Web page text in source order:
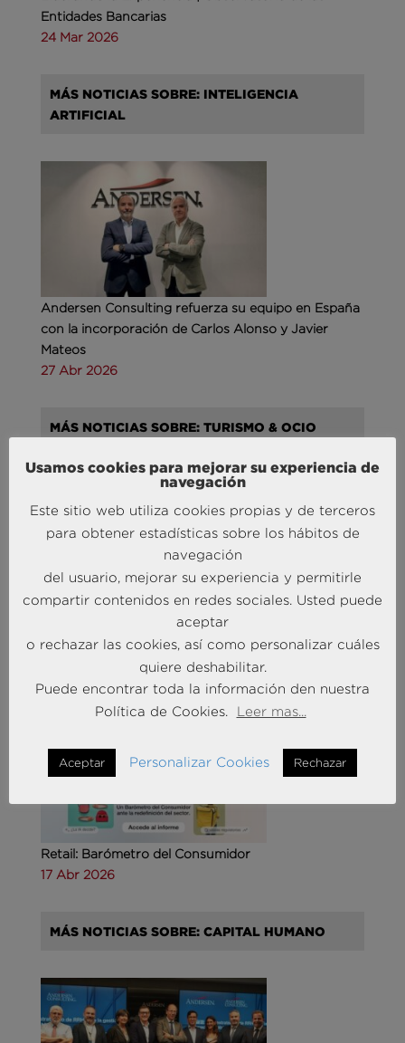
Entidades Bancarias
24 Mar 2026
MÁS NOTICIAS SOBRE: INTELIGENCIA
ARTIFICIAL
Andersen Consulting refuerza su equipo en España
con la incorporación de Carlos Alonso y Javier
Mateos
27 Abr 2026
MÁS NOTICIAS SOBRE: TURISMO & OCIO
Agencias de viajes: del mostrador al taller de
experiencias
MÁS NOTICIAS SOBRE: CUSTOMER
EXPERIENCE
Retail: Barómetro del Consumidor
17 Abr 2026
MÁS NOTICIAS SOBRE: CAPITAL HUMANO
Usamos cookies para mejorar su experiencia de
navegación
Este sitio web utiliza cookies propias y de terceros
para obtener estadísticas sobre los hábitos de
navegación
del usuario, mejorar su experiencia y permitirle
compartir contenidos en redes sociales. Usted puede
aceptar
o rechazar las cookies, así como personalizar cuáles
quiere deshabilitar.
Puede encontrar toda la información den nuestra
Política de Cookies.
Leer mas...
Aceptar Personalizar Cookies Rechazar